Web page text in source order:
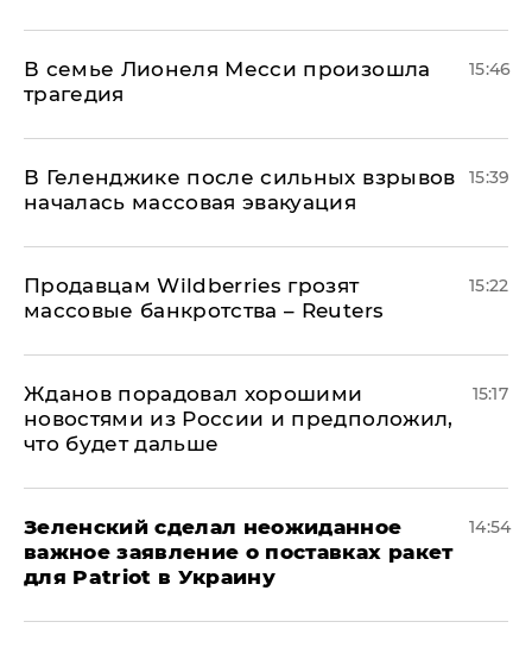
В семье Лионеля Месси произошла
трагедия
15:46
В Геленджике после сильных взрывов
началась массовая эвакуация
15:39
Продавцам Wildberries грозят
массовые банкротства – Reuters
15:22
Жданов порадовал хорошими
новостями из России и предположил,
что будет дальше
15:17
Зеленский сделал неожиданное
важное заявление о поставках ракет
для Patriot в Украину
14:54